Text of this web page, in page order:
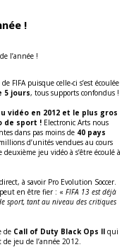
!
l’année !
FIFA puisque celle-ci s’est écoulée
5 jours, tous supports confondus !
vidéo en 2012 et le plus gros
de sport ! Electronic Arts nous
dans pas moins de 40 pays
d’unités vendues au cours
jeu vidéo à s’être écoulé à
à savoir Pro Evolution Soccer.
en être fier : « FIFA 13 est déjà
sport, tant au niveau des critiques
de Call of Duty Black Ops II qui
jeu de l’année 2012.